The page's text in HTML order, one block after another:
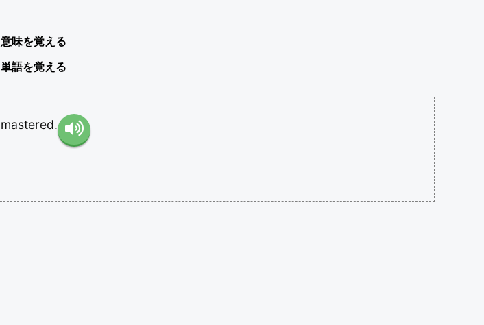
意味を覚える
単語を覚える
mastered.